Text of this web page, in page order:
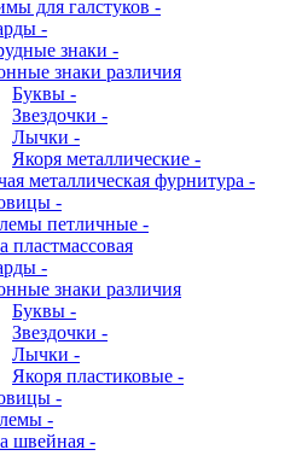
для галстуков -
-
знаки -
знаки различия
Буквы -
Звездочки -
Лычки -
Якоря металлические -
металлическая фурнитура -
-
петличные -
пластмассовая
-
знаки различия
Буквы -
Звездочки -
Лычки -
Якоря пластиковые -
-
-
швейная -